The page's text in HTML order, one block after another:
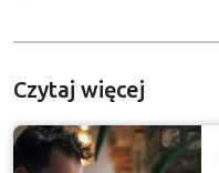
Czytaj więcej